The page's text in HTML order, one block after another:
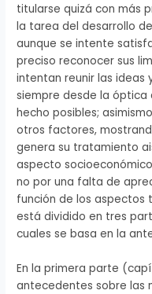
titularse quizá con más
la tarea del desarrollo
aunque se intente
preciso reconocer sus
intentan reunir las
siempre desde la óptica
hecho posibles;
otros factores,
genera su tratamiento
aspecto
no por una falta de
función de los aspectos
está dividido en tres
cuales se basa en la
En la primera parte
antecedentes sobre las